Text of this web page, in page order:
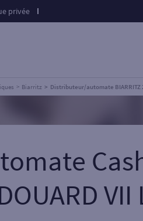
privée
Biarritz Distributeur/automate BIARRITZ 2
Cash
VII